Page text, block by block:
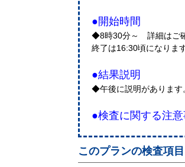
●開始時間
◆8時30分～ 詳細はご
終了は16:30頃になりま
●結果説明
◆午後に説明があります
●検査に関する注
このプランの検査項目